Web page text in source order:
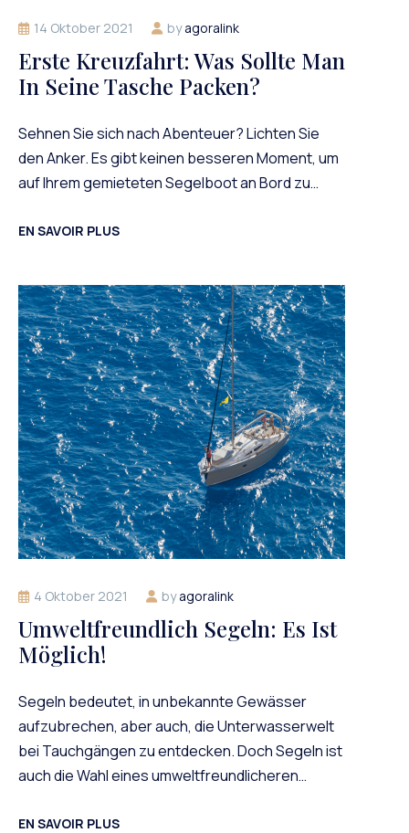
14 Oktober 2021 byagoralink
Erste Kreuzfahrt: Was Sollte Man
In Seine Tasche Packen?
Sehnen Sie sich nach Abenteuer? Lichten Sie
den Anker. Es gibt keinen besseren Moment, um
auf Ihrem gemieteten Segelboot an Bord zu…
EN SAVOIR PLUS
4 Oktober 2021 byagoralink
Umweltfreundlich Segeln: Es Ist
Möglich!
Segeln bedeutet, in unbekannte Gewässer
aufzubrechen, aber auch, die Unterwasserwelt
bei Tauchgängen zu entdecken. Doch Segeln ist
auch die Wahl eines umweltfreundlicheren…
EN SAVOIR PLUS